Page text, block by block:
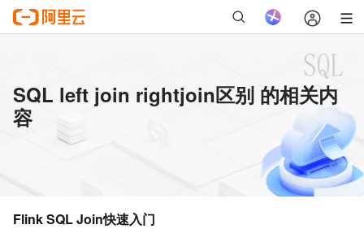
SQL left join rightjoin区别 的相关内
容
Flink SQL Join快速入门